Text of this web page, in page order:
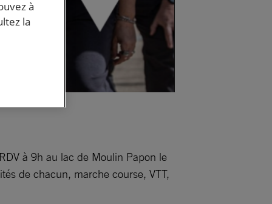
à 9h au lac de Moulin Papon le
de chacun, marche course, VTT,
à
la